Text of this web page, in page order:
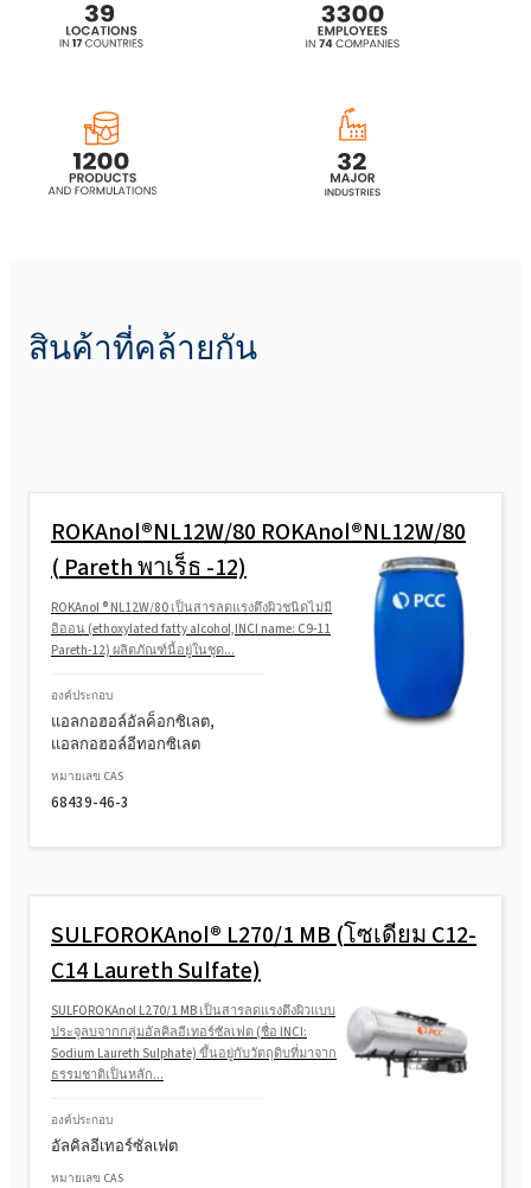
สินค้าที่คล้ายกัน
ROKAnol®NL12W/80 ROKAnol®NL12W/80
( Pareth พาเร็ธ -12)
ROKAnol ® NL12W/80 เป็นสารลดแรงตึงผิวชนิดไม่มี
อิออน (ethoxylated fatty alcohol,INCI name: C9-11
Pareth-12) ผลิตภัณฑ์นี้อยู่ในชุด...
องค์ประกอบ
แอลกอฮอล์อัลค็อกซิเลต,
แอลกอฮอล์อีทอกซิเลต
หมายเลข CAS
68439-46-3
SULFOROKAnol® L270/1 MB (โซเดียม C12-
C14 Laureth Sulfate)
SULFOROKAnol L270/1 MB เป็นสารลดแรงตึงผิวแบบ
ประจุลบจากกลุ่มอัลคิลอีเทอร์ซัลเฟต (ชื่อ INCI:
Sodium Laureth Sulphate) ขึ้นอยู่กับวัตถุดิบที่มาจาก
ธรรมชาติเป็นหลัก...
องค์ประกอบ
อัลคิลอีเทอร์ซัลเฟต
หมายเลข CAS